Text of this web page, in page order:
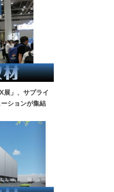
展」、サプライ
ションが集結